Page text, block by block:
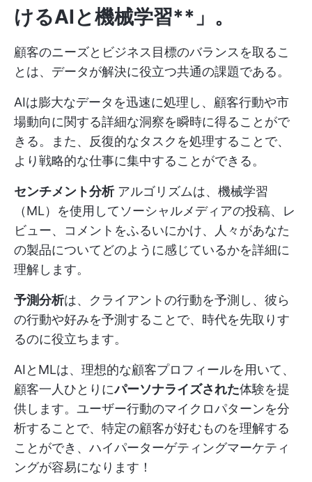
けるAIと機械学習**」。
顧客のニーズとビジネス目標のバランスを取るこ
とは、データが解決に役立つ共通の課題である。
AIは膨大なデータを迅速に処理し、顧客行動や市
場動向に関する詳細な洞察を瞬時に得ることがで
きる。また、反復的なタスクを処理することで、
より戦略的な仕事に集中することができる。
センチメント分析アルゴリズムは、機械学習
（ML）を使用してソーシャルメディアの投稿、レ
ビュー、コメントをふるいにかけ、人々があなた
の製品についてどのように感じているかを詳細に
理解します。
予測分析は、クライアントの行動を予測し、彼ら
の行動や好みを予測することで、時代を先取りす
るのに役立ちます。
AIとMLは、理想的な顧客プロフィールを用いて、
顧客一人ひとりにパーソナライズされた体験を提
供します。ユーザー行動のマイクロパターンを分
析することで、特定の顧客が好むものを理解する
ことができ、ハイパーターゲティングマーケティ
ングが容易になります！